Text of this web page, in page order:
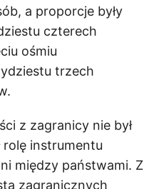
a proporcje były
czterech
ośmiu
trzech
z zagranicy nie był
rolę instrumentu
między państwami. Z
zagranicznych